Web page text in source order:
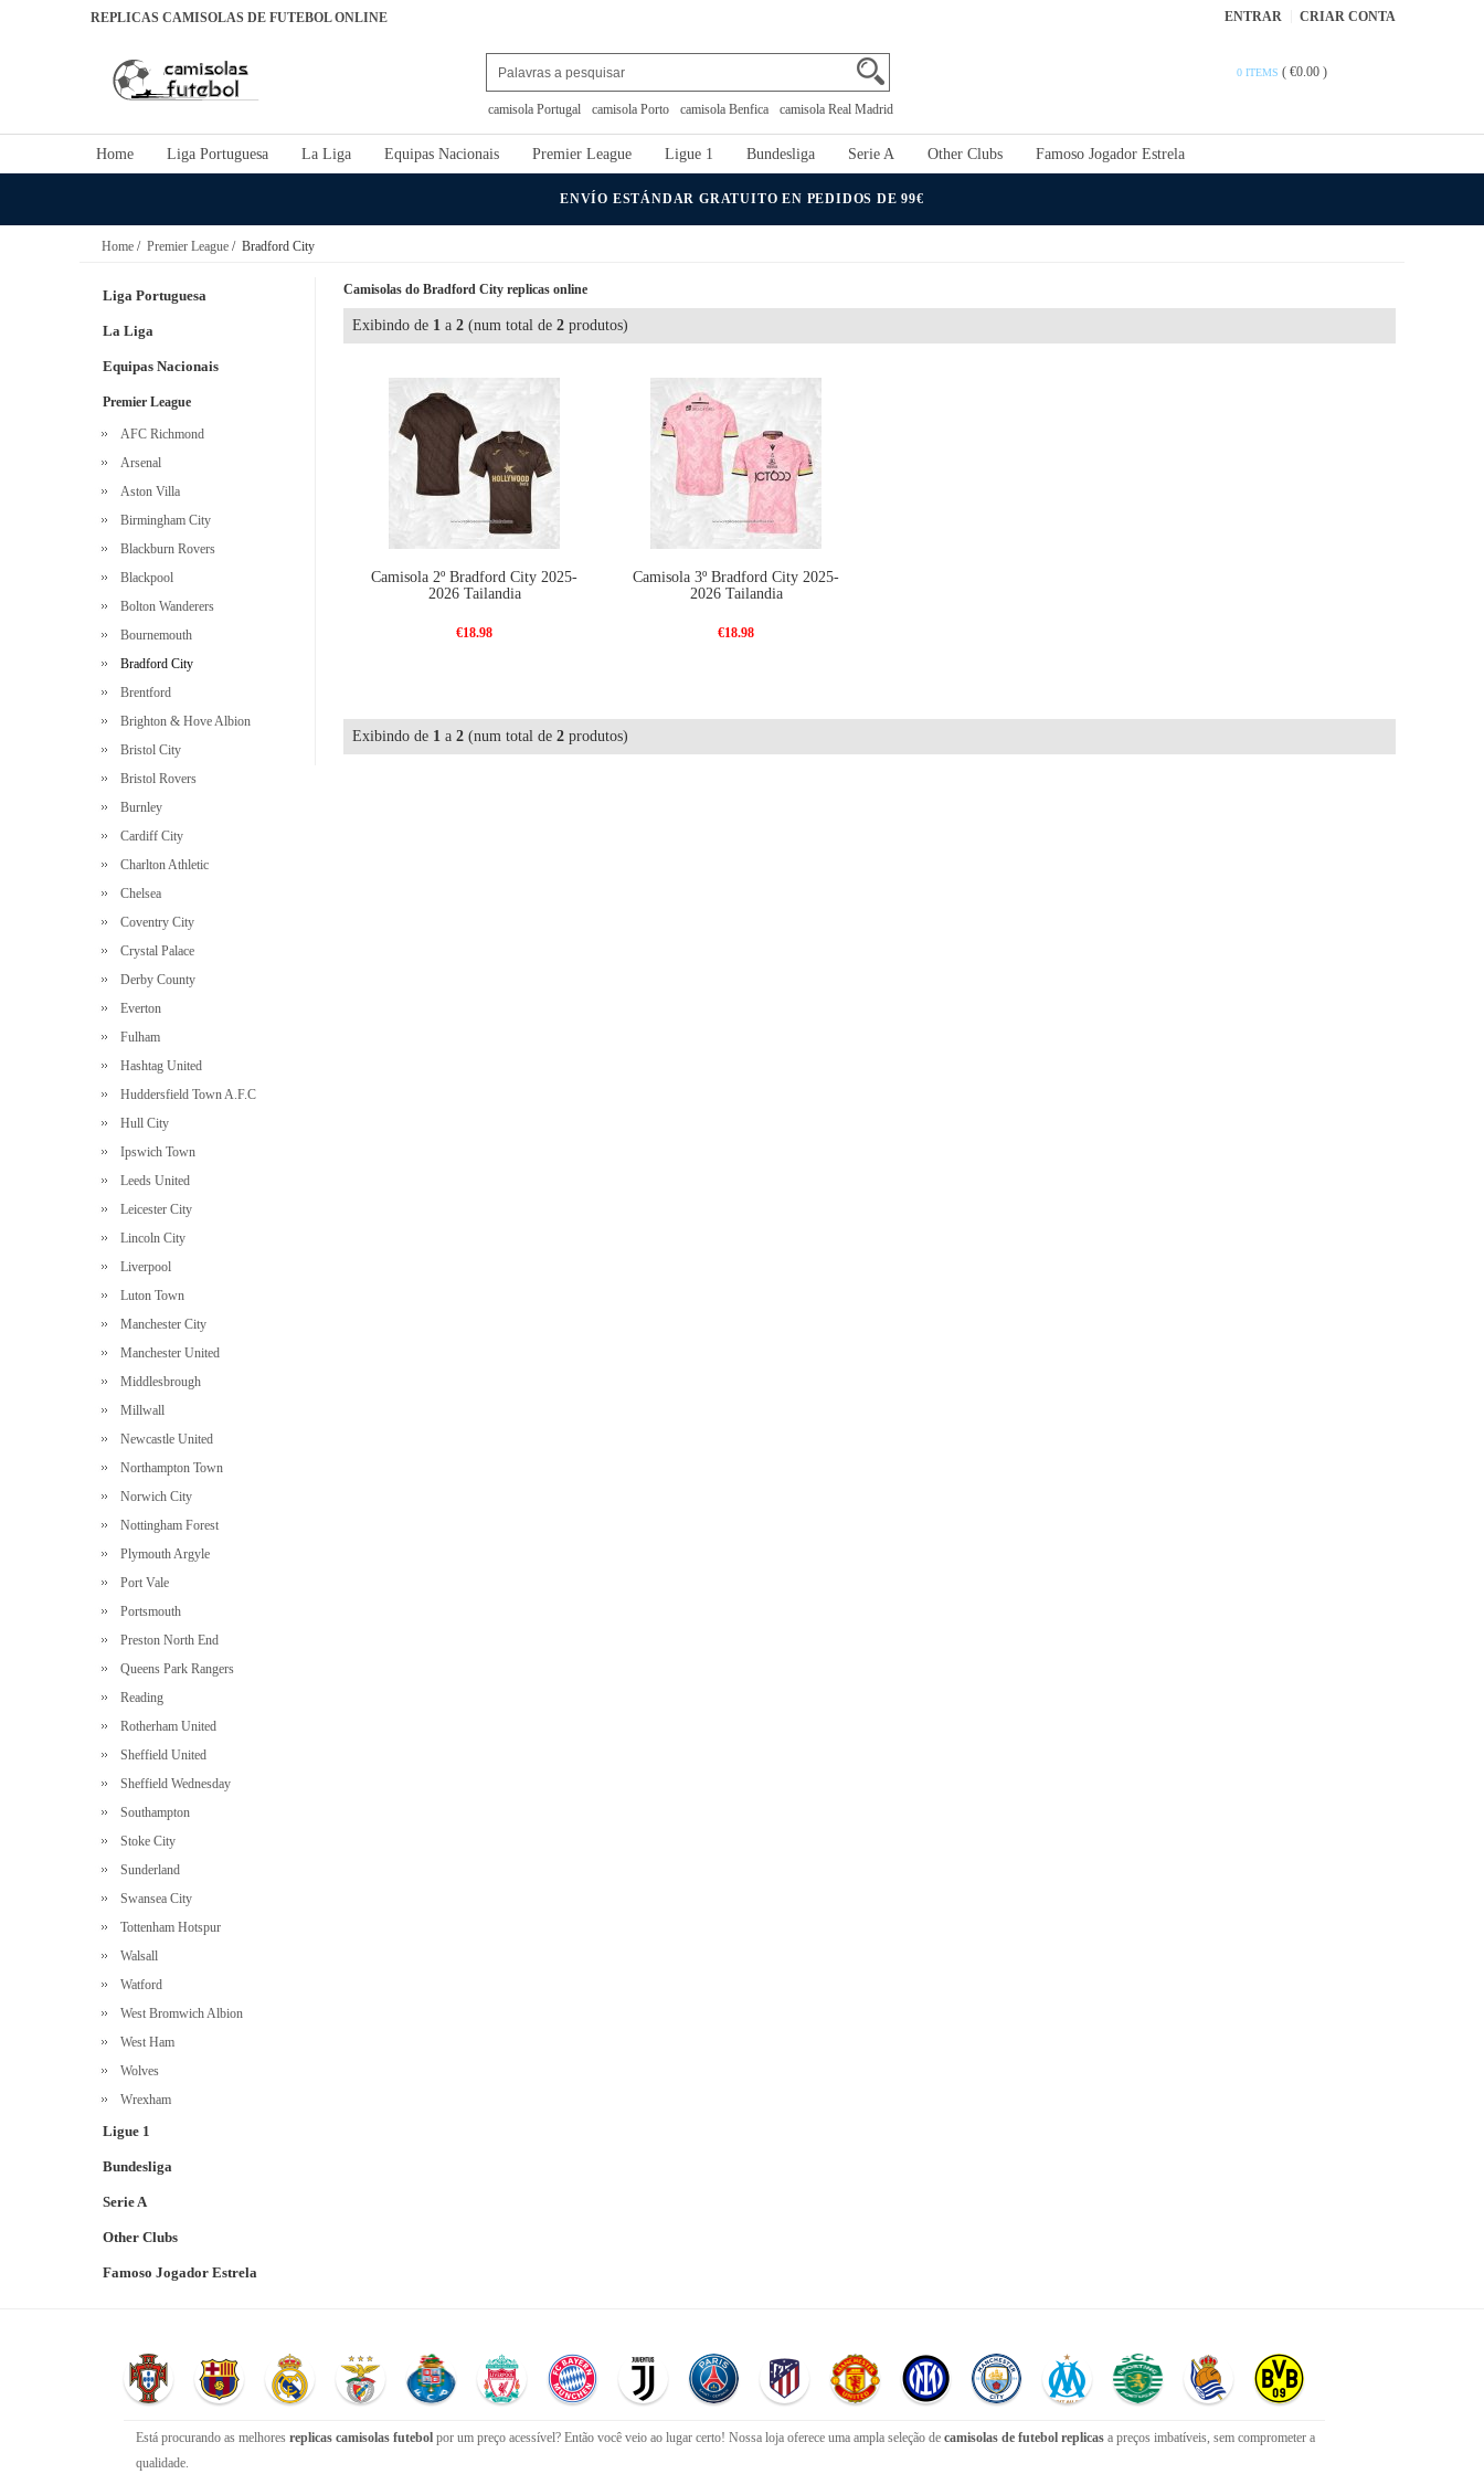
REPLICAS CAMISOLAS DE FUTEBOL ONLINE ENTRAR CRIAR CONTA
camisola Portugal camisola Porto camisola Benfica camisola Real Madrid
0 ITEMS ( €0.00 )
Home Liga Portuguesa La Liga Equipas Nacionais Premier League Ligue 1 Bundesliga Serie A Other Clubs Famoso Jogador Estrela
ENVÍO ESTÁNDAR GRATUITO EN PEDIDOS DE 99€
Home / Premier League / Bradford City
Liga Portuguesa
La Liga
Equipas Nacionais
Premier League
AFC Richmond
Arsenal
Aston Villa
Birmingham City
Blackburn Rovers
Blackpool
Bolton Wanderers
Bournemouth
Bradford City
Brentford
Brighton & Hove Albion
Bristol City
Bristol Rovers
Burnley
Cardiff City
Charlton Athletic
Chelsea
Coventry City
Crystal Palace
Derby County
Everton
Fulham
Hashtag United
Huddersfield Town A.F.C
Hull City
Ipswich Town
Leeds United
Leicester City
Lincoln City
Liverpool
Luton Town
Manchester City
Manchester United
Middlesbrough
Millwall
Newcastle United
Northampton Town
Norwich City
Nottingham Forest
Plymouth Argyle
Port Vale
Portsmouth
Preston North End
Queens Park Rangers
Reading
Rotherham United
Sheffield United
Sheffield Wednesday
Southampton
Stoke City
Sunderland
Swansea City
Tottenham Hotspur
Walsall
Watford
West Bromwich Albion
West Ham
Wolves
Wrexham
Ligue 1
Bundesliga
Serie A
Other Clubs
Famoso Jogador Estrela
Camisolas do Bradford City replicas online
Exibindo de 1 a 2 (num total de 2 produtos)
Camisola 2º Bradford City 2025-
2026 Tailandia
€18.98
Camisola 3º Bradford City 2025-
2026 Tailandia
€18.98
Exibindo de 1 a 2 (num total de 2 produtos)
Está procurando as melhores replicas camisolas futebol por um preço acessível? Então você veio ao lugar certo! Nossa loja oferece uma ampla seleção de camisolas de futebol replicas a preços imbatíveis, sem comprometer a
qualidade.